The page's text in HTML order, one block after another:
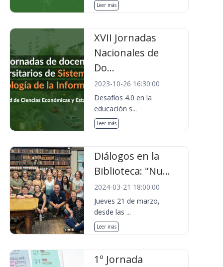
Leer más
XVII Jornadas
Nacionales de
Do...
2023-10-26 16:30:00
Desafíos 4.0 en la
educación s...
Leer más
Diálogos en la
Biblioteca: "Nu...
2024-03-21 18:00:00
Jueves 21 de marzo,
desde las ...
Leer más
1º Jornada